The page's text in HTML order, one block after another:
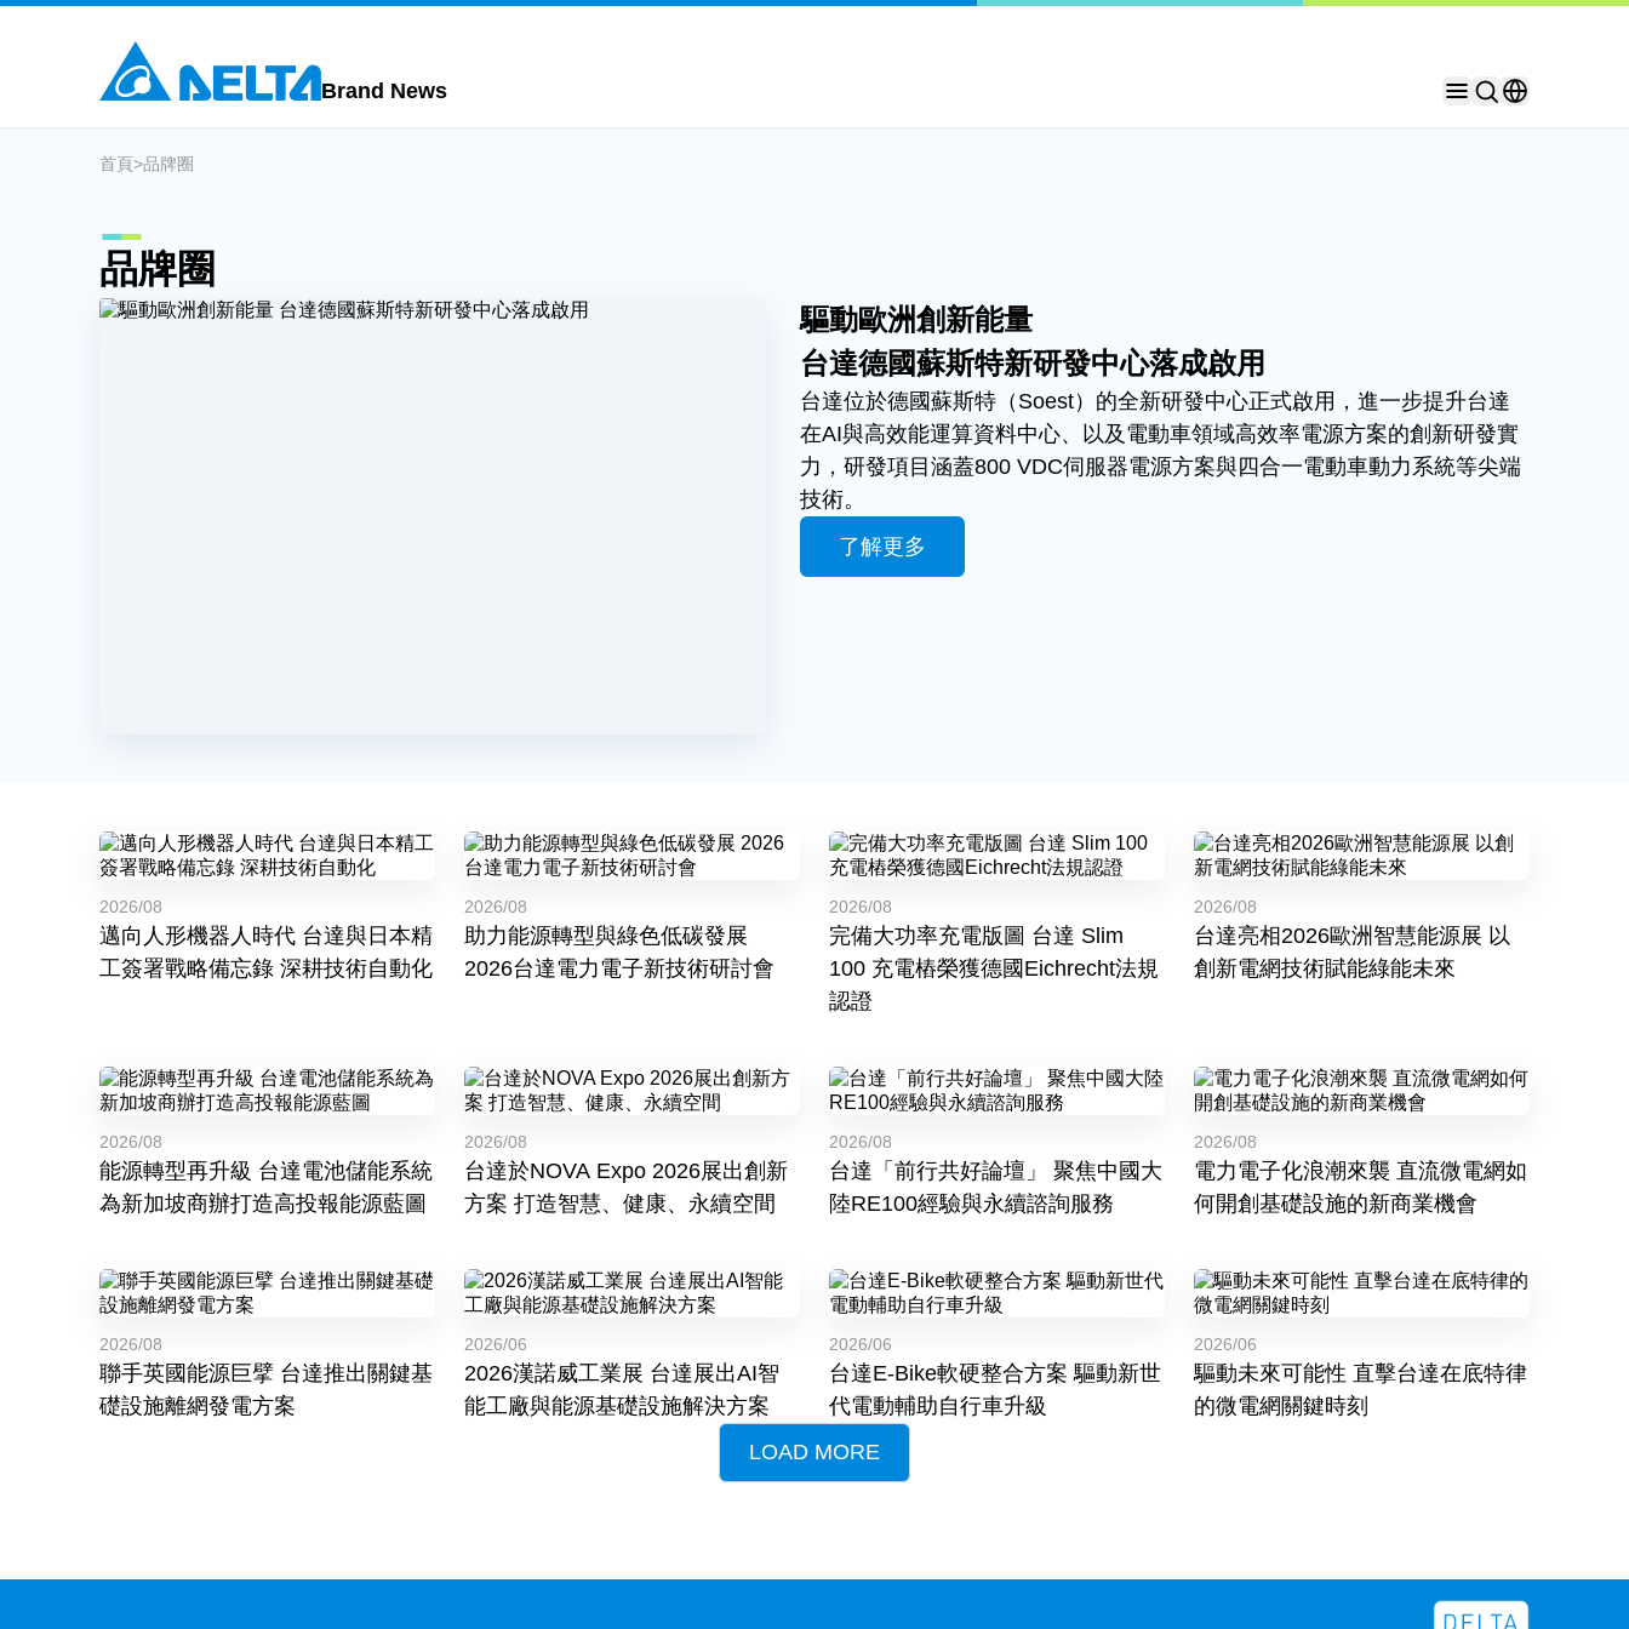
Brand News
首頁>品牌圈
品牌圈
驅動歐洲創新能量
台達德國蘇斯特新研發中心落成啟用
台達位於德國蘇斯特（Soest）的全新研發中心正式啟用，進一步提升台達
在AI與高效能運算資料中心、以及電動車領域高效率電源方案的創新研發實
力，研發項目涵蓋800 VDC伺服器電源方案與四合一電動車動力系統等尖端
技術。
了解更多
2026/08
邁向人形機器人時代 台達與日本精
工簽署戰略備忘錄 深耕技術自動化
2026/08
助力能源轉型與綠色低碳發展
2026台達電力電子新技術研討會
2026/08
完備大功率充電版圖 台達 Slim
100 充電樁榮獲德國Eichrecht法規
認證
2026/08
台達亮相2026歐洲智慧能源展 以
創新電網技術賦能綠能未來
2026/08
能源轉型再升級 台達電池儲能系統
為新加坡商辦打造高投報能源藍圖
2026/08
台達於NOVA Expo 2026展出創新
方案 打造智慧、健康、永續空間
2026/08
台達「前行共好論壇」 聚焦中國大
陸RE100經驗與永續諮詢服務
2026/08
電力電子化浪潮來襲 直流微電網如
何開創基礎設施的新商業機會
2026/08
聯手英國能源巨擘 台達推出關鍵基
礎設施離網發電方案
2026/06
2026漢諾威工業展 台達展出AI智
能工廠與能源基礎設施解決方案
2026/06
台達E-Bike軟硬整合方案 驅動新世
代電動輔助自行車升級
2026/06
驅動未來可能性 直擊台達在底特律
的微電網關鍵時刻
LOAD MORE